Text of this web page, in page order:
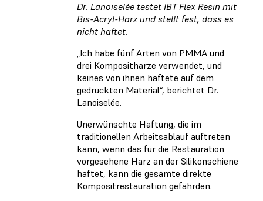
Dr. Lanoiselée testet IBT Flex Resin mit
Bis-Acryl-Harz und stellt fest, dass es
nicht haftet.
„Ich habe fünf Arten von PMMA und
drei Kompositharze verwendet, und
keines von ihnen haftete auf dem
gedruckten Material“, berichtet Dr.
Lanoiselée.
Unerwünschte Haftung, die im
traditionellen Arbeitsablauf auftreten
kann, wenn das für die Restauration
vorgesehene Harz an der Silikonschiene
haftet, kann die gesamte direkte
Kompositrestauration gefährden.